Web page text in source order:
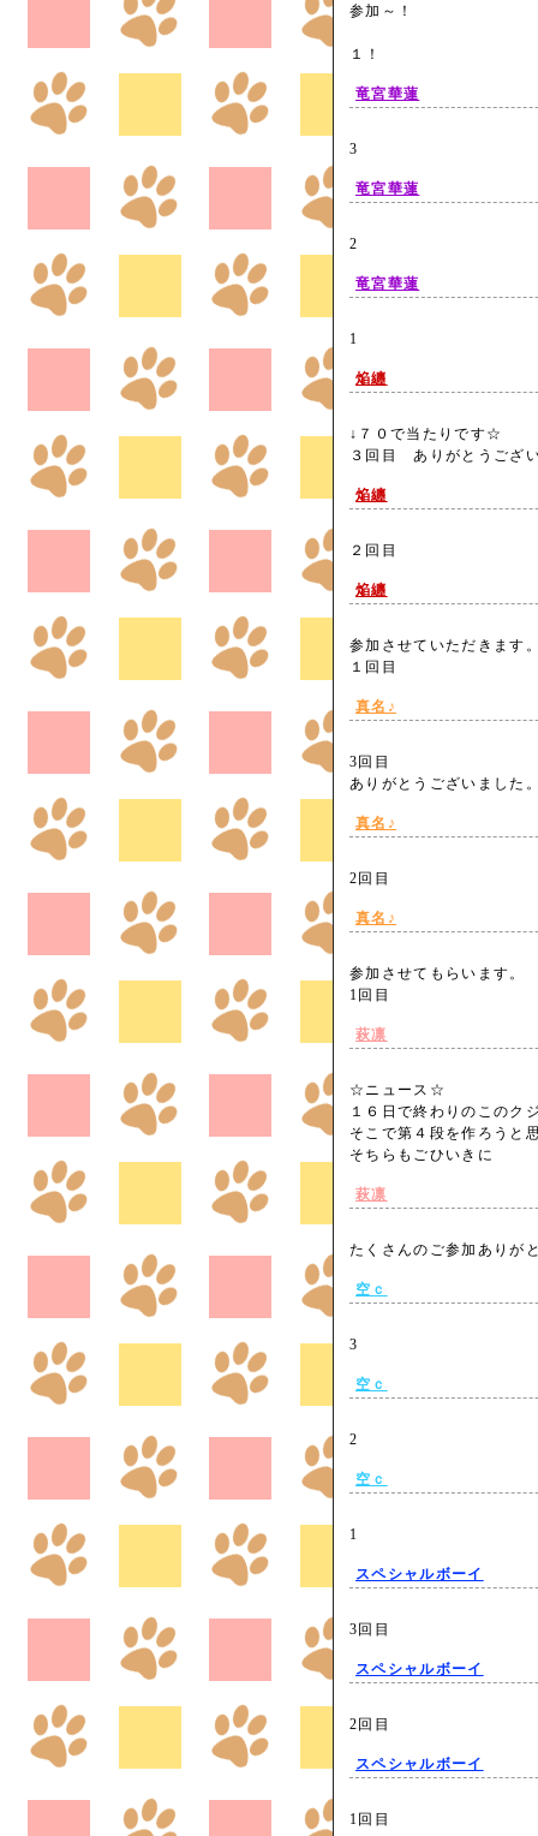
参加～！
１！
竜宮華蓮
3
竜宮華蓮
2
竜宮華蓮
1
焔纏
↓７０で当たりです☆
３回目 ありがとうご
焔纏
２回目
焔纏
参加させていただきます
１回目
真名♪
3回目
ありがとうございまし
真名♪
2回目
真名♪
参加させてもらいます。
1回目
萩凛
☆ニュース☆
１６日で終わりのこのク
そこで第４段を作ろうと
そちらもごひいきに
萩凛
たくさんのご参加あり
空ｃ
3
空ｃ
2
空ｃ
1
スペシャルボーイ
3回目
スペシャルボーイ
2回目
スペシャルボーイ
1回目